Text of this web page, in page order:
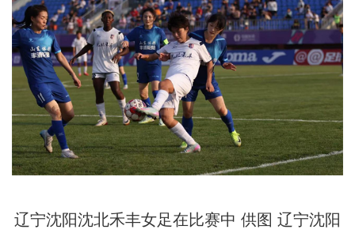
辽宁沈阳沈北禾丰女足在比赛中 供图 辽宁沈阳